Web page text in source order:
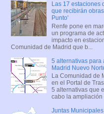
Las 17 estaciones
que recibirán
Punto'
Renfe pone en
un programa de
impacto en
Comunidad de Madrid que b...
5 alternativas para
Madrid Nuevo
La Comunidad de
en el Portal de
5 alternativas que
cabo la ampliación
Juntas